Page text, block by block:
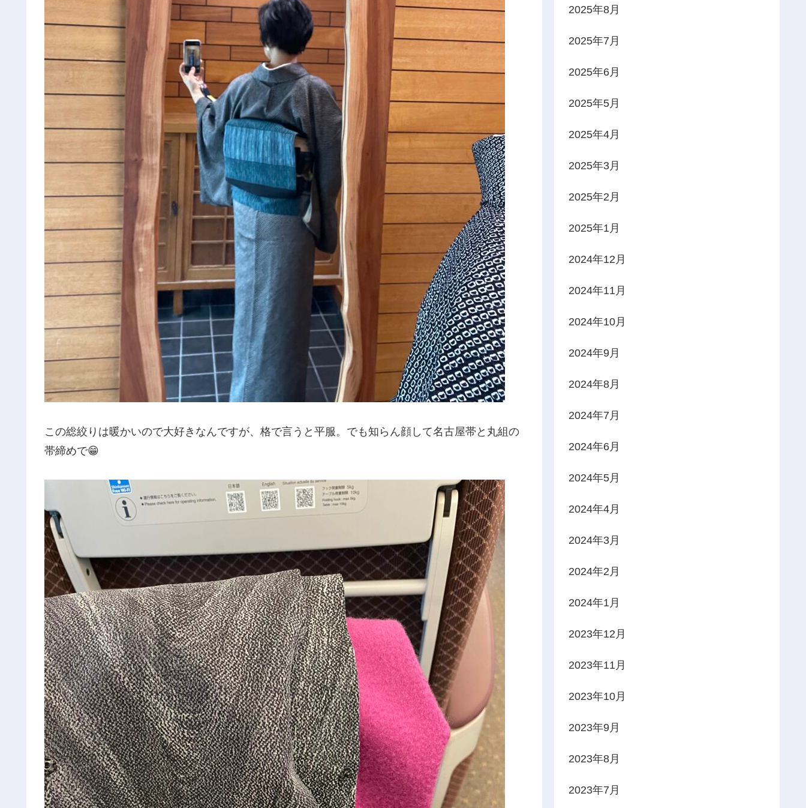
この総絞りは暖かいので大好きなんですが、格で言うと平服。でも知らん顔して名古屋帯と丸組の
帯締めで😁
2025年8月
2025年7月
2025年6月
2025年5月
2025年4月
2025年3月
2025年2月
2025年1月
2024年12月
2024年11月
2024年10月
2024年9月
2024年8月
2024年7月
2024年6月
2024年5月
2024年4月
2024年3月
2024年2月
2024年1月
2023年12月
2023年11月
2023年10月
2023年9月
2023年8月
2023年7月